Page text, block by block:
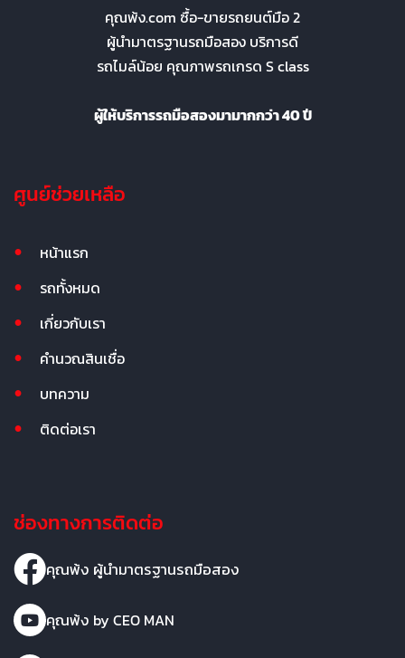
คุณพ้ง.com ซื้อ-ขายรถยนต์มือ 2
ผู้นำมาตรฐานรถมือสอง บริการดี
รถไมล์น้อย คุณภาพรถเกรด S class
ผู้ให้บริการรถมือสองมามากกว่า 40 ปี
ศูนย์ช่วยเหลือ
หน้าแรก
รถทั้งหมด
เกี่ยวกับเรา
คำนวณสินเชื่อ
บทความ
ติดต่อเรา
ช่องทางการติดต่อ
คุณพ้ง ผู้นำมาตรฐานรถมือสอง
คุณพ้ง by CEO MAN